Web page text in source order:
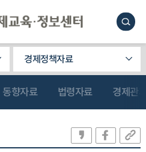
경제정책자료
동향자료 법령자료 경제관